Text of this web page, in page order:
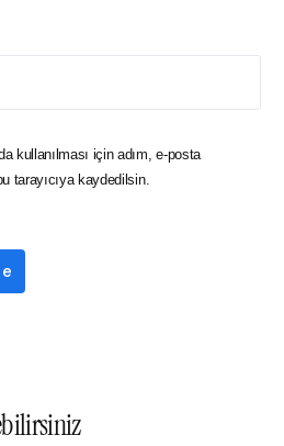
kullanılması için adım, e-posta
tarayıcıya kaydedilsin.